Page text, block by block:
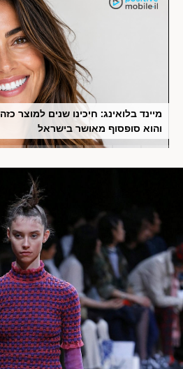
מיינד בלואינג: חיכינו שנים למוצר כזה
והוא סופסוף מאושר בישראל